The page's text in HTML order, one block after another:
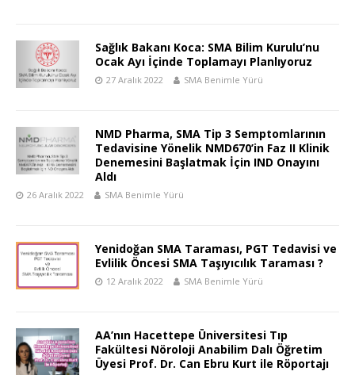
Sağlık Bakanı Koca: SMA Bilim Kurulu’nu
Ocak Ayı İçinde Toplamayı Planlıyoruz
27 Aralık 2022 SMA Benimle Yürü
NMD Pharma, SMA Tip 3 Semptomlarının
Tedavisine Yönelik NMD670’in Faz II Klinik
Denemesini Başlatmak İçin IND Onayını
Aldı
26 Aralık 2022 SMA Benimle Yürü
Yenidoğan SMA Taraması, PGT Tedavisi ve
Evlilik Öncesi SMA Taşıyıcılık Taraması ?
12 Aralık 2022 SMA Benimle Yürü
AA’nın Hacettepe Üniversitesi Tıp
Fakültesi Nöroloji Anabilim Dalı Öğretim
Üyesi Prof. Dr. Can Ebru Kurt ile Röportajı